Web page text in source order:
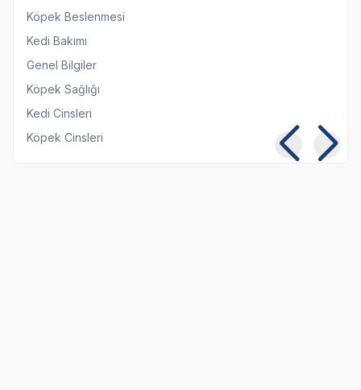
Köpek Beslenmesi
Kedi Bakımı
Genel Bilgiler
Köpek Sağlığı
Kedi Cinsleri
Köpek Cinsleri